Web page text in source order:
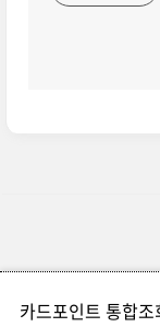
© 1
카드포인트 통합